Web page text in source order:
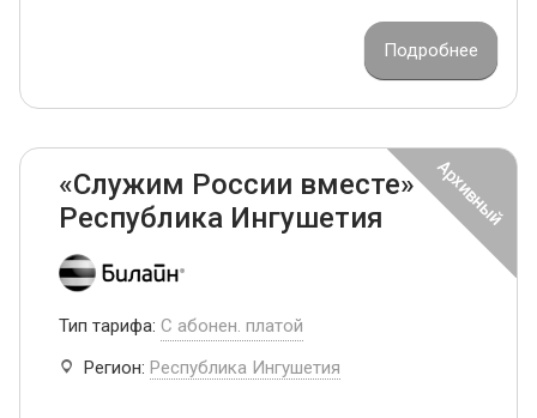
Подробнее
«Служим России вместе»
Республика Ингушетия
Тип тарифа: С абонен. платой
Регион: Республика Ингушетия